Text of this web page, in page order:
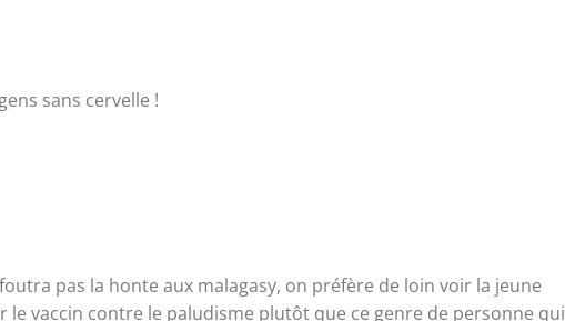
sans cervelle !
foutra pas la honte aux malagasy, on préfère de loin voir la jeune
le vaccin contre le paludisme plutôt que ce genre de personne qui